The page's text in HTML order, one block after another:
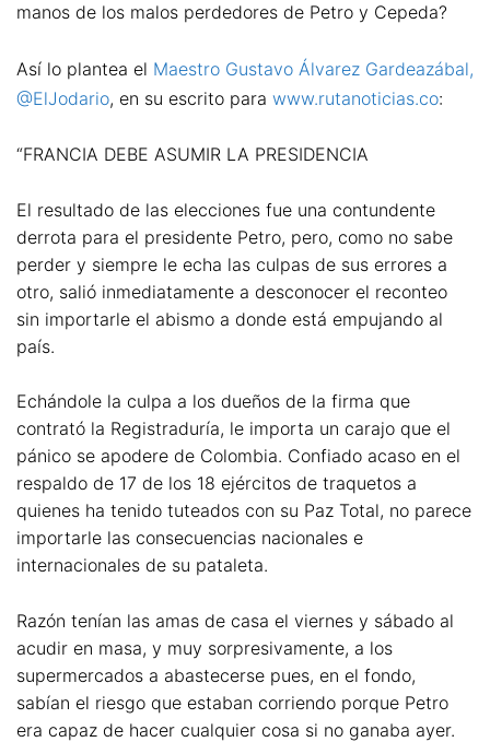
manos de los malos perdedores de Petro y Cepeda?
Así lo plantea el Maestro Gustavo Álvarez Gardeazábal,
@ElJodario, en su escrito para www.rutanoticias.co:
“FRANCIA DEBE ASUMIR LA PRESIDENCIA
El resultado de las elecciones fue una contundente
derrota para el presidente Petro, pero, como no sabe
perder y siempre le echa las culpas de sus errores a
otro, salió inmediatamente a desconocer el reconteo
sin importarle el abismo a donde está empujando al
país.
Echándole la culpa a los dueños de la firma que
contrató la Registraduría, le importa un carajo que el
pánico se apodere de Colombia. Confiado acaso en el
respaldo de 17 de los 18 ejércitos de traquetos a
quienes ha tenido tuteados con su Paz Total, no parece
importarle las consecuencias nacionales e
internacionales de su pataleta.
Razón tenían las amas de casa el viernes y sábado al
acudir en masa, y muy sorpresivamente, a los
supermercados a abastecerse pues, en el fondo,
sabían el riesgo que estaban corriendo porque Petro
era capaz de hacer cualquier cosa si no ganaba ayer.